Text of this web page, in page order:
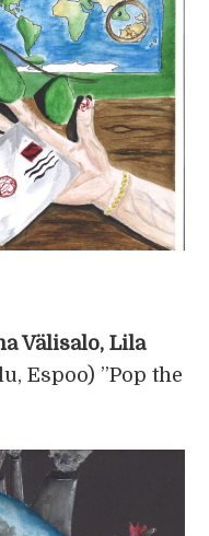
Välisalo, Lila
Espoo) ”Pop the